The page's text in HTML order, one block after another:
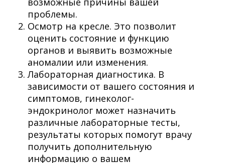
проблемы.
Осмотр на кресле. Это позволит
оценить состояние и функцию
органов и выявить возможные
аномалии или изменения.
Лабораторная диагностика. В
зависимости от вашего состояния и
симптомов, гинеколог-
эндокринолог может назначить
различные лабораторные тесты,
результаты которых помогут врачу
получить дополнительную
информацию о вашем